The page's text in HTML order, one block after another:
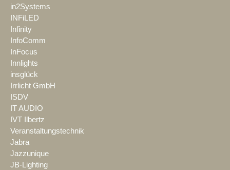
in2Systems
INFiLED
Infinity
InfoComm
InFocus
Innlights
insglück
Irrlicht GmbH
ISDV
IT AUDIO
IVT Ilbertz
Veranstaltungstechnik
Jabra
Jazzunique
JB-Lighting